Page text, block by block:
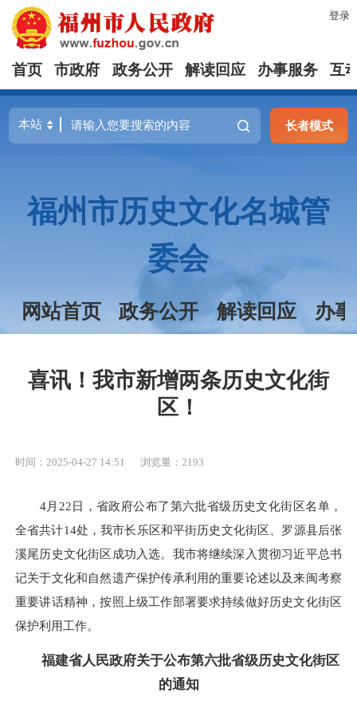
登录
首页 市政府 政务公开 解读回应 办事服务 互
长者模式
福州市历史文化名城管
委会
网站首页 政务公开 解读回应 办
喜讯！我市新增两条历史文化街
区！
时间：2025-04-27 14:51 浏览量：2193
4月22日，省政府公布了第六批省级历史文化街区名单，
全省共计14处，我市长乐区和平街历史文化街区、罗源县后张
溪尾历史文化街区成功入选。我市将继续深入贯彻习近平总书
记关于文化和自然遗产保护传承利用的重要论述以及来闽考察
重要讲话精神，按照上级工作部署要求持续做好历史文化街区
保护利用工作。
福建省人民政府关于公布第六批省级历史文化街区
的通知